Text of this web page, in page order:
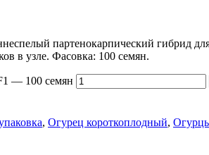
партенокарпический гибрид
в узле. Фасовка: 100 семян.
— 100 семян
, Огурец короткоплодный,